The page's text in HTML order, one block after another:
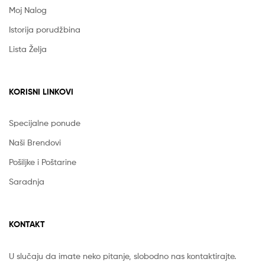
Moj Nalog
Istorija porudžbina
Lista Želja
KORISNI LINKOVI
Specijalne ponude
Naši Brendovi
Pošiljke i Poštarine
Saradnja
KONTAKT
U slučaju da imate neko pitanje, slobodno nas kontaktirajte.